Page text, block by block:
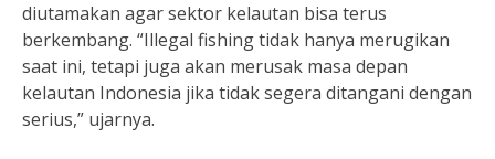
diutamakan agar sektor kelautan bisa terus
berkembang. “Illegal fishing tidak hanya merugikan
saat ini, tetapi juga akan merusak masa depan
kelautan Indonesia jika tidak segera ditangani dengan
serius,” ujarnya.